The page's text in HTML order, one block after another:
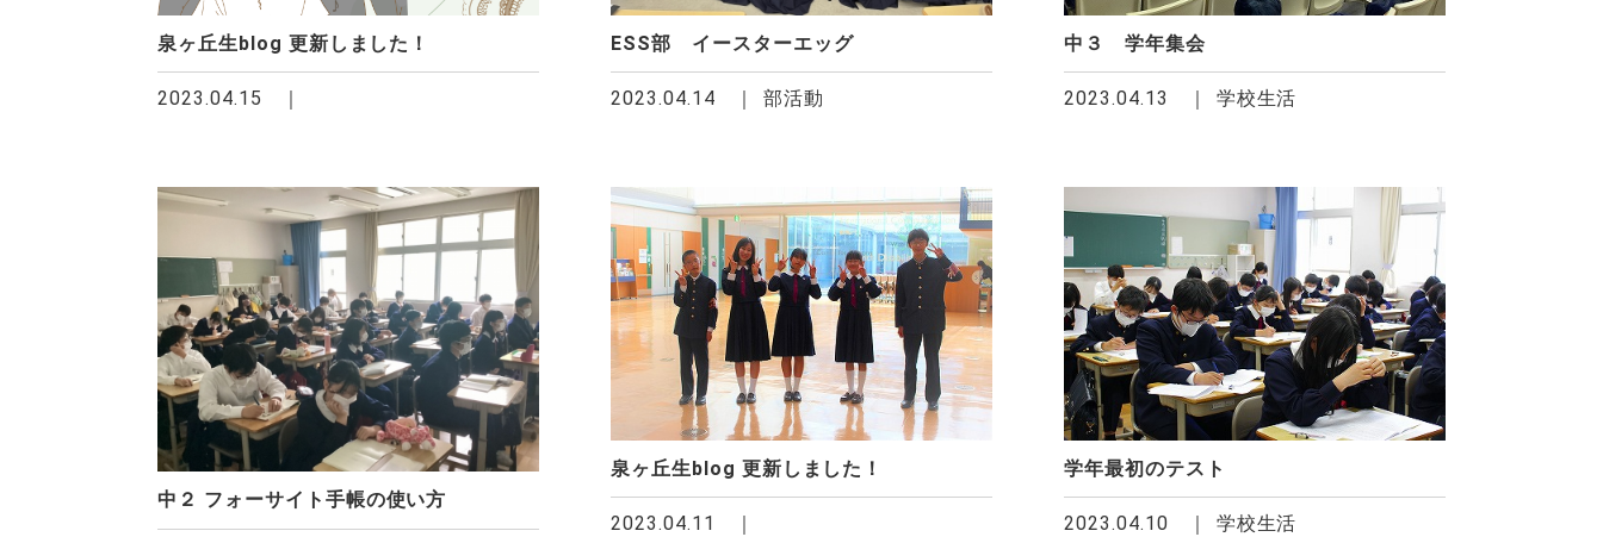
泉ヶ丘生blog 更新しました！
2023.04.15
ESS部 イースターエッグ
2023.04.14 部活動
中３ 学年集会
2023.04.13 学校生活
中２ フォーサイト手帳の使い方
泉ヶ丘生blog 更新しました！
2023.04.11
学年最初のテスト
2023.04.10 学校生活